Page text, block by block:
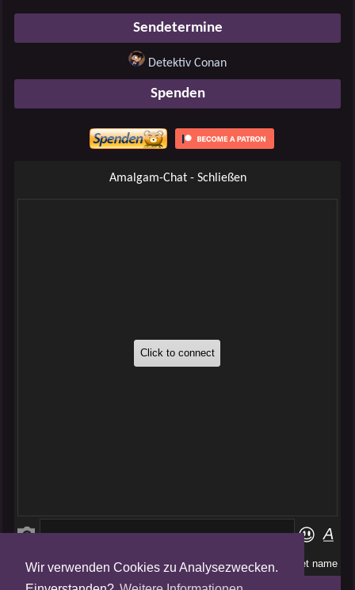
Wir verwenden Cookies zu Analysezwecken.
Sendetermine
Detektiv Conan
Spenden
Amalgam-Chat - Schließen